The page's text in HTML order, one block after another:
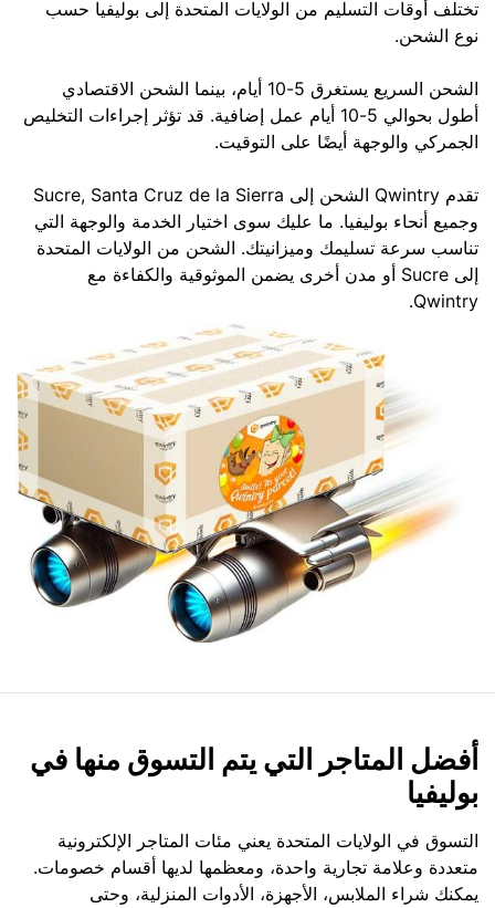
تختلف أوقات التسليم من الولايات المتحدة إلى بوليفيا حسب
نوع الشحن.
الشحن السريع يستغرق 5-10 أيام، بينما الشحن الاقتصادي
أطول بحوالي 5-10 أيام عمل إضافية. قد تؤثر إجراءات التخليص
الجمركي والوجهة أيضًا على التوقيت.
تقدم Qwintry الشحن إلى Sucre, Santa Cruz de la Sierra
وجميع أنحاء بوليفيا. ما عليك سوى اختيار الخدمة والوجهة التي
تناسب سرعة تسليمك وميزانيتك. الشحن من الولايات المتحدة
إلى Sucre أو مدن أخرى يضمن الموثوقية والكفاءة مع
Qwintry.
أفضل المتاجر التي يتم التسوق منها في
بوليفيا
التسوق في الولايات المتحدة يعني مئات المتاجر الإلكترونية
متعددة وعلامة تجارية واحدة، ومعظمها لديها أقسام خصومات.
يمكنك شراء الملابس، الأجهزة، الأدوات المنزلية، وحتى